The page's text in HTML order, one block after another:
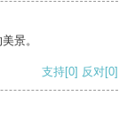
景。
支持[0] 反对[0]